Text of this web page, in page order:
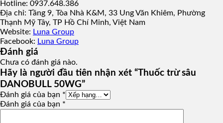
Hotline: 0937.648.386
Địa chỉ: Tầng 9, Tòa Nhà K&M, 33 Ung Văn Khiêm, Phường
Thạnh Mỹ Tây, TP Hồ Chí Minh, Việt Nam
Website: Luna Group
Facebook: Luna Group
Đánh giá
Chưa có đánh giá nào.
Hãy là người đầu tiên nhận xét “Thuốc trừ sâu
DANOBULL 50WG”
Đánh giá của bạn *
Đánh giá của bạn *